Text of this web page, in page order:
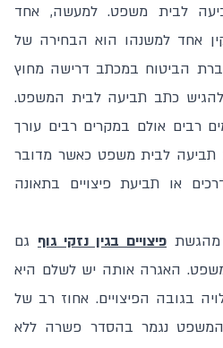
לבית משפט. למעשה, אחד
אחד למשנהו הוא הבחירה של
הביטוח במכתב דרישה מחוץ
כתב תביעה לבית המשפט.
רבים אולם במקרים רבים עורך
תביעה לבית משפט כאשר מדובר
או תביעת פיצויים בתאונה
מהגשת פיצויים בגין נזקי גוף גם
האגרה אותה יש לשלם היא
בגובה הפיצויים. אחוז רב של
המשפט נגמר בהסדר פשרה ללא